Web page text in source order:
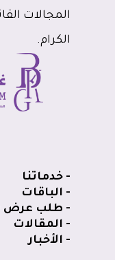
المجالات
الكرام.
- خدماتنا
- الباقات
- طلب عرض
- المقالات
- الأخبار